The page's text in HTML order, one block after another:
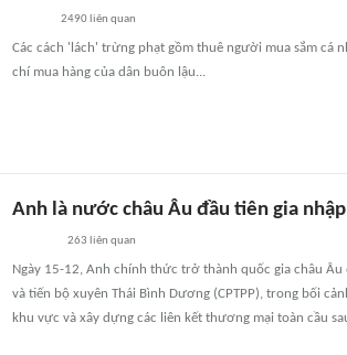
2490 liên quan
Các cách 'lách' trừng phạt gồm thuê người mua sắm cá
chí mua hàng của dân buôn lậu...
Anh là nước châu Âu đầu tiên gia nhập
263 liên quan
Ngày 15-12, Anh chính thức trở thành quốc gia châu
và tiến bộ xuyên Thái Bình Dương (CPTPP), trong bối
khu vực và xây dựng các liên kết thương mại toàn cầu